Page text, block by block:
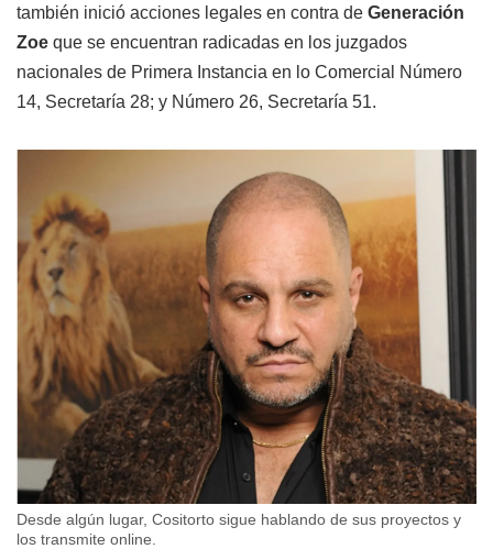
también inició acciones legales en contra de Generación
Zoe que se encuentran radicadas en los juzgados
nacionales de Primera Instancia en lo Comercial Número
14, Secretaría 28; y Número 26, Secretaría 51.
Desde algún lugar, Cositorto sigue hablando de sus proyectos y
los transmite online.